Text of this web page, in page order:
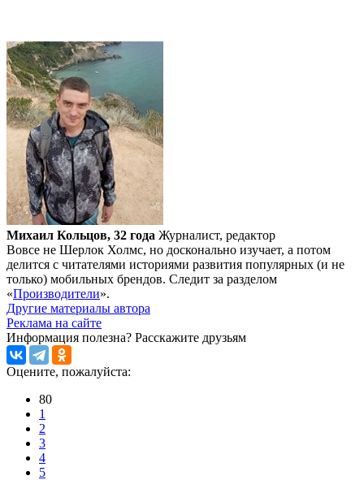
Михаил Кольцов, 32 года Журналист, редактор
Вовсе не Шерлок Холмс, но досконально изучает, а потом
делится с читателями историями развития популярных (и не
только) мобильных брендов. Следит за разделом
«Производители».
Другие материалы автора
Реклама на сайте
Информация полезна? Расскажите друзьям
Оцените, пожалуйста:
80
1
2
3
4
5